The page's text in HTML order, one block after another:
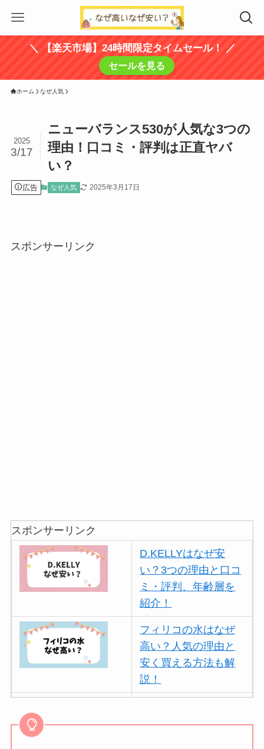
＼ 【楽天市場】24時間限定タイムセール！ ／
セールを見る
ホーム なぜ人気
ニューバランス530が人気な3つの
理由！口コミ・評判は正直ヤバ
い？
2025
3/17
広告 なぜ人気 2025年3月17日
スポンサーリンク
スポンサーリンク
D.KELLYはなぜ安
い？3つの理由と口コ
ミ・評判、年齢層を
紹介！
フィリコの水はなぜ
高い？人気の理由と
安く買える方法も解
説！
ンはなぜ人気？3つの